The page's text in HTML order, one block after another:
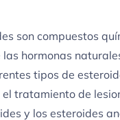
son compuestos
las hormonas
tipos de
el tratamiento de
y los esteroides